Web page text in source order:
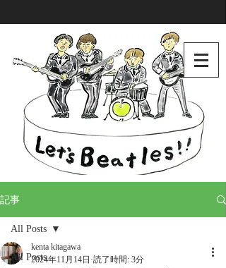
記事
All Posts
All Posts
kenta kitagawa
2024年11月14日 読了時間: 3分